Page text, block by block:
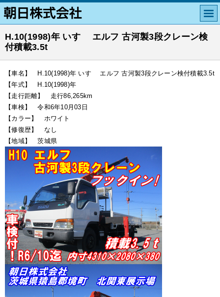
H.10(1998)年 いすゞ エルフ 古河製3段クレーン検
付積載3.5t
【車名】 H.10(1998)年 いすゞ エルフ 古河製3段クレーン検付積載3.5t
【年式】 H.10(1998)年
【走行距離】 走行86,265km
【車検】 令和6年10月03日
【カラー】 ホワイト
【修復歴】 なし
【地域】 茨城県